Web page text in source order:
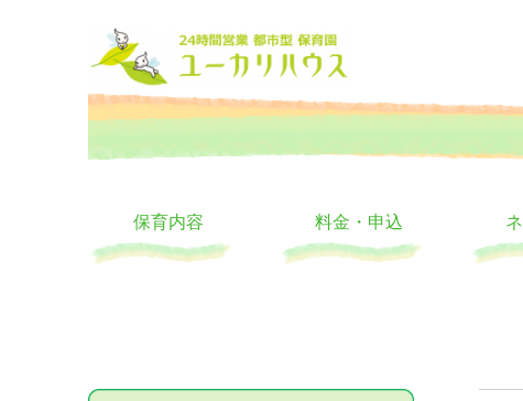
24時間託児所 ユーカリハウ
大阪の24時間託児所 ユーカリハウス 月極 一時保育 一時預かり
保育内容 料金・申込